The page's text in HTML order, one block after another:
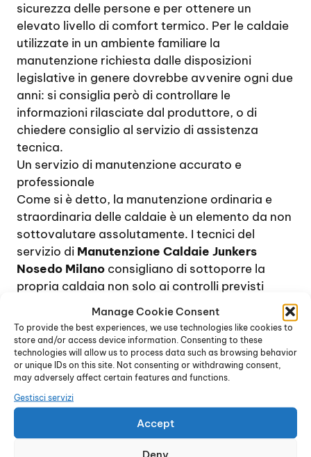
Manage Cookie Consent
To provide the best experiences, we use technologies like cookies to
store and/or access device information. Consenting to these
technologies will allow us to process data such as browsing behavior
or unique IDs on this site. Not consenting or withdrawing consent,
may adversely affect certain features and functions.
Gestisci servizi
Accept
Deny
sicurezza delle persone e per ottenere un
elevato livello di comfort termico. Per le caldaie
utilizzate in un ambiente familiare la
manutenzione richiesta dalle disposizioni
legislative in genere dovrebbe avvenire ogni due
anni: si consiglia però di controllare le
informazioni rilasciate dal produttore, o di
chiedere consiglio al servizio di assistenza
tecnica.
Un servizio di manutenzione accurato e
professionale
Come si è detto, la manutenzione ordinaria e
straordinaria delle caldaie è un elemento da non
sottovalutare assolutamente. I tecnici del
servizio di Manutenzione Caldaie Junkers
Nosedo Milano consigliano di sottoporre la
propria caldaia non solo ai controlli previsti
completa annuale, al fine di verificare il corretto
funzionamento del dispositivo e di provvedere,
se necessario, alla sostituzione dei pezzi di
ricambio usurati.
Per quanto riguarda la manutenzione
obbligatoria delle caldaie, normalmente sui
dispositivi domestici viene effettuata ogni due
anni, e consiste in un controllo generale delle